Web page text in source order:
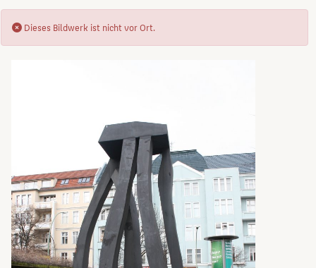
Dieses Bildwerk ist nicht vor Ort.